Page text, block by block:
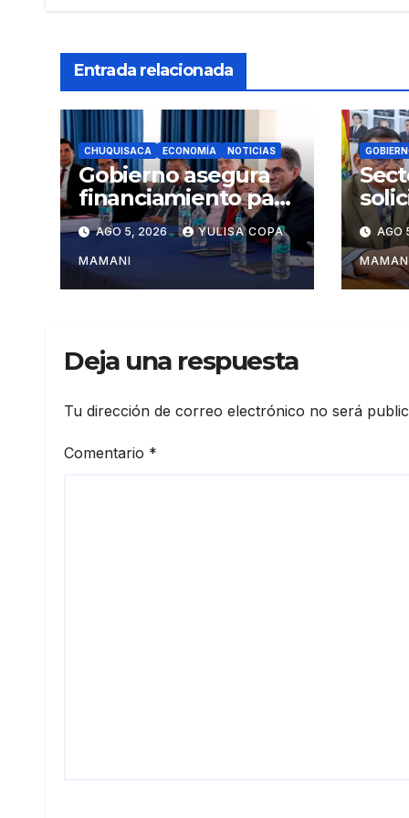
Entrada relacionada
CHUQUISACA ECONOMÍA NOTICIAS
Gobierno asegura
financiamiento para
tres proyectos
estratégicos de
Chuquisaca
AGO 5, 2026 YULISA COPA
MAMANI
AGO
Deja una respuesta
Tu dirección de correo electrónico no será
Comentario *